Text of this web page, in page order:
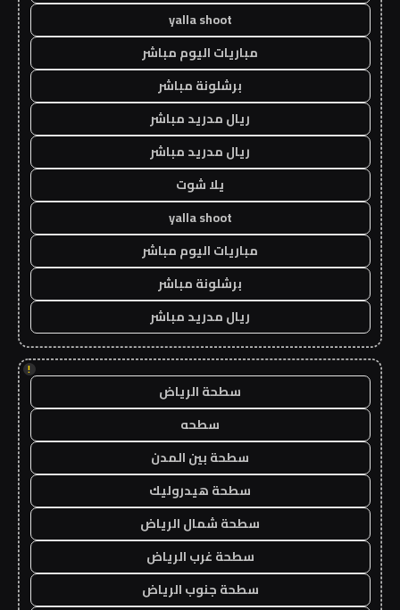
yalla shoot
مباريات اليوم مباشر
برشلونة مباشر
ريال مدريد مباشر
ريال مدريد مباشر
يلا شوت
yalla shoot
مباريات اليوم مباشر
برشلونة مباشر
ريال مدريد مباشر
!
سطحة الرياض
سطحه
سطحة بين المدن
سطحة هيدروليك
سطحة شمال الرياض
سطحة غرب الرياض
سطحة جنوب الرياض